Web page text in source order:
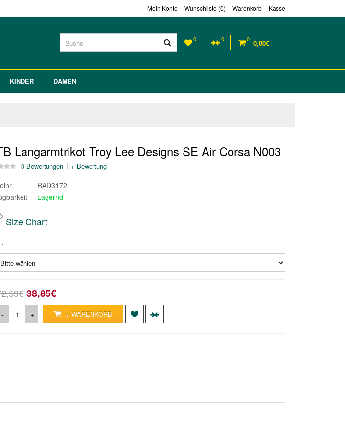
Mein Konto Wunschliste (0) Warenkorb Kasse
0 0 0 0,00€
KINDER DAMEN
Langarmtrikot Troy Lee Designs SE Air Corsa N003
0 Bewertungen + Bewertung
RAD3172
Lagernd
Size Chart
38,85€
- + + WARENKORB